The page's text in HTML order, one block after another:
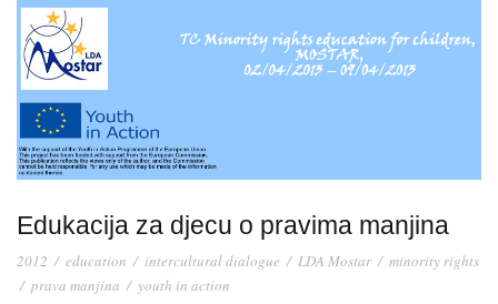
Edukacija za djecu o pravima manjina
2012 / education / intercultural dialogue / LDA Mostar / minority rights
/ prava manjina / youth in action